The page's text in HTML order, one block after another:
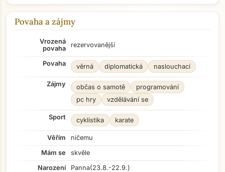
Povaha a zájmy
Vrozená
povaha
rezervovanější
Povaha věrná diplomatická naslouchací
Zájmy občas o samotě
programování
pc hry
vzdělávání se
Sport cyklistika karate
Věřím
ničemu
Mám se
skvěle
Narození
Panna(23.8.-22.9.)